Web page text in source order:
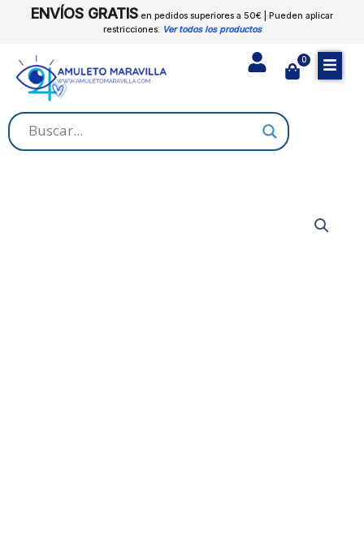
ENVÍOS GRATIS en pedidos superiores a 50€ | Pueden aplicar
restricciones. Ver todos los productos
0
Cart
cantidad